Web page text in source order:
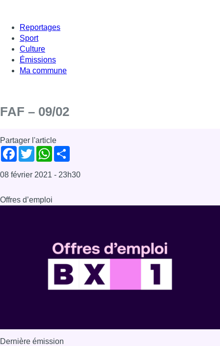
Reportages
Sport
Culture
Émissions
Ma commune
FAF – 09/02
Partager l'article
Facebook
TwitterWhatsApp
08 février 2021 - 23h30
Offres d’emploi
Dernière émission